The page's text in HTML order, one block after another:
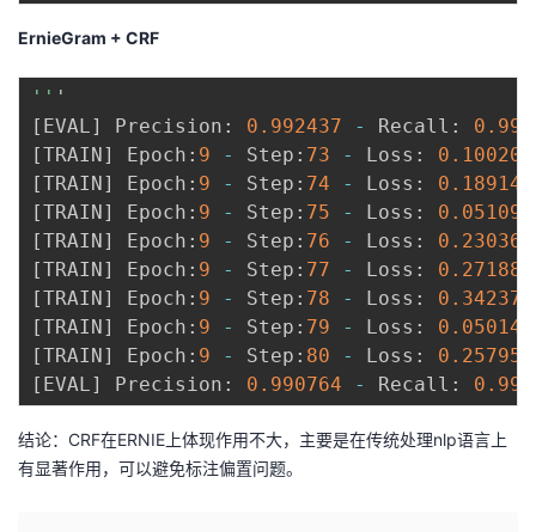
ErnieGram + CRF
''
[ EVAL ] Precision : 0.992437 - Recall :
[TRAIN] Epoch : 9 - Step : 73 - Loss :
0.100207
[TRAIN] Epoch : 9 - Step : 74 - Loss :
0.189141
[TRAIN] Epoch : 9 - Step : 75 - Loss :
0.051093
[TRAIN] Epoch : 9 - Step : 76 - Loss :
0.230366
[TRAIN] Epoch : 9 - Step : 77 - Loss :
0.271885
[TRAIN] Epoch : 9 - Step : 78 - Loss :
0.342371
[TRAIN] Epoch : 9 - Step : 79 - Loss :
0.050146
[TRAIN] Epoch : 9 - Step : 80 - Loss :
0.257951
[ EVAL ] Precision : 0.990764 - Recall :
结论：CRF在ERNIE上体现作用不大，主要是在传统处理nlp语言上
有显著作用，可以避免标注偏置问题。